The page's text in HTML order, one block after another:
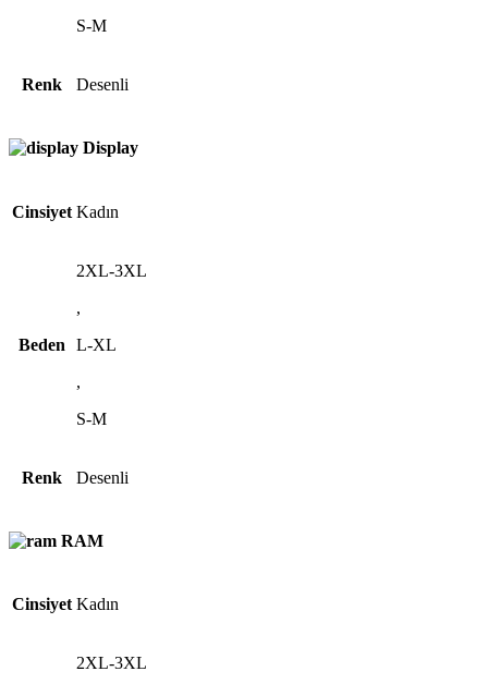
S-M
Renk Desenli
Display
Cinsiyet Kadın
Beden
2XL-3XL
,
L-XL
,
S-M
Renk Desenli
RAM
Cinsiyet Kadın
2XL-3XL